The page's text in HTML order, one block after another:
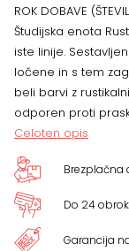
39
cm
količina
ROK DOBAVE
Študijska enota
iste linije.
ločene in s tem
beli barvi z
odporen proti
Celoten opis
Brezplačna
Do 24
Garancija